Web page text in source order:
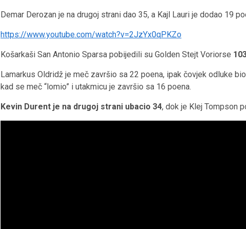
Demar Derozan je na drugoj strani dao 35, a Kajl Lauri je dodao 19
https://www.youtube.com/watch?v=2JzYx0qPKZo
Košarkaši San Antonio Sparsa pobijedili su Golden Stejt Voriorse
Lamarkus Oldridž je meč završio sa 22 poena, ipak čovjek odluke
kad se meč “lomio” i utakmicu je završio sa 16 poena.
Kevin Durent je na drugoj strani ubacio 34, dok je Klej Tompson